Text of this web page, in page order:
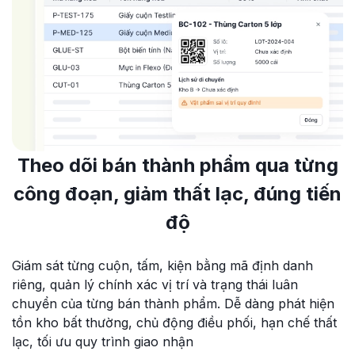
Theo dõi bán thành phẩm qua từng
công đoạn, giảm thất lạc, đúng tiến
độ
Giám sát từng cuộn, tấm, kiện bằng mã định danh
riêng, quản lý chính xác vị trí và trạng thái luân
chuyển của từng bán thành phẩm. Dễ dàng phát hiện
tồn kho bất thường, chủ động điều phối, hạn chế thất
lạc, tối ưu quy trình giao nhận